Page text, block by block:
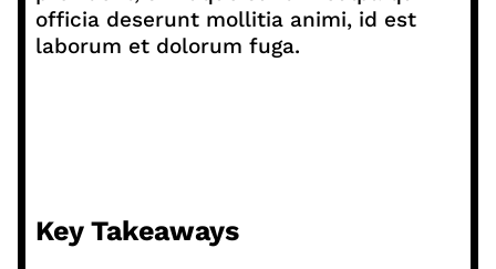
officia deserunt mollitia animi, id est
laborum et dolorum fuga.
Key Takeaways